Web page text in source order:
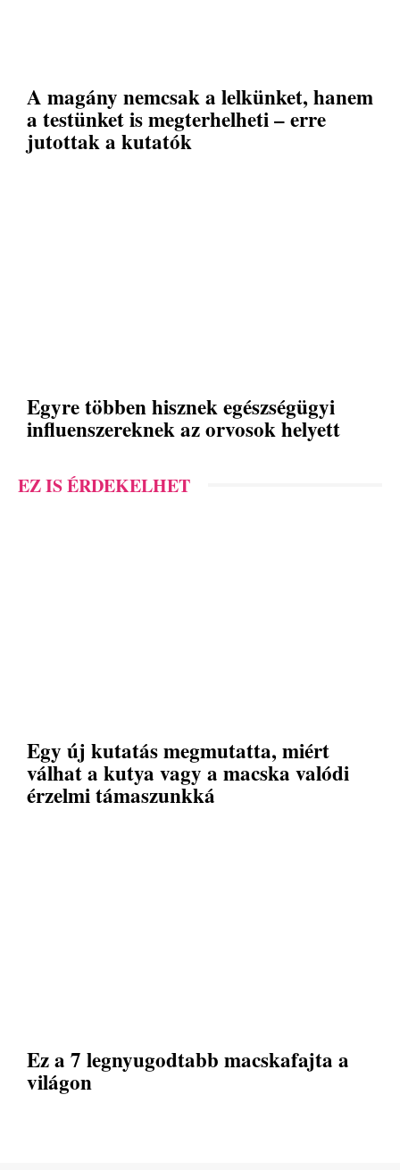
A magány nemcsak a lelkünket, hanem
a testünket is megterhelheti – erre
jutottak a kutatók
Egyre többen hisznek egészségügyi
influenszereknek az orvosok helyett
EZ IS ÉRDEKELHET
Egy új kutatás megmutatta, miért
válhat a kutya vagy a macska valódi
érzelmi támaszunkká
Ez a 7 legnyugodtabb macskafajta a
világon